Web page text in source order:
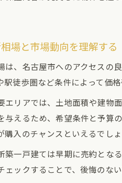
場と市場動向を理解する
は、名古屋市へのアクセスの
駅徒歩圏など条件によって価
エリアでは、土地面積や建物
与えるため、希望条件と予算
入のチャンスといえるでしょ
築一戸建ては早期に売約とな
ックすることで、後悔のな